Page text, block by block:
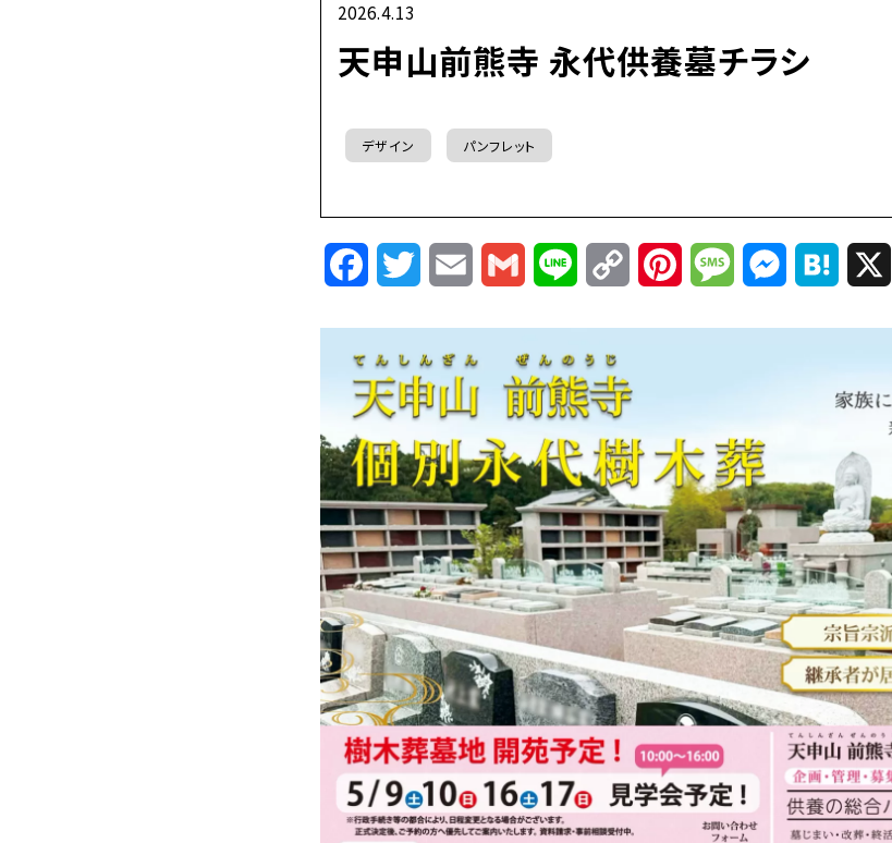
2026.4.13
天申山前熊寺 永代供養墓チラシ
デザイン パンフレット
FacebookTwitterEmail Gmail Line
Copy
Link
PinterestMessageMessenger
Hatena